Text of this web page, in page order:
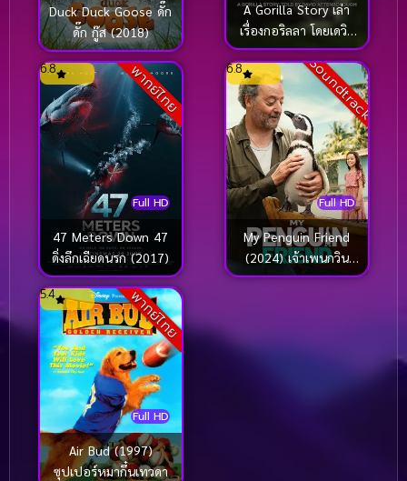
Duck Duck Goose ดั๊ก
ดั๊ก กู๊ส (2018)
A Gorilla Story เล่า
เรื่องกอริลลา โดยเดวิด
แอทเทนเบอเรอห์ เซอร์
เดวิด (2026)
พากย์ไทย
Full HD
6.8
47 Meters Down 47
ดิ่งลึกเฉียดนรก (2017)
Soundtrack
Full HD
6.8
My Penguin Friend
(2024) เจ้าเพนกวิน
เพื่อนรัก
พากย์ไทย
Full HD
5.4
Air Bud (1997)
ซุปเปอร์หมากึ๋นเทวดา